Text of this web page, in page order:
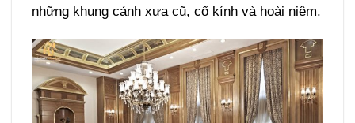
những khung cảnh xưa cũ, cổ kính và hoài niệm.